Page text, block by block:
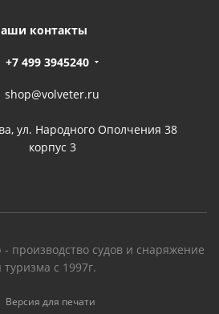
контакты
+7 499 3945240
shop@volveter.ru
ул. Народного Ополчения 38
корпус 3
производство судов и снаряжение
туризма с 1997г.
Версия для печати